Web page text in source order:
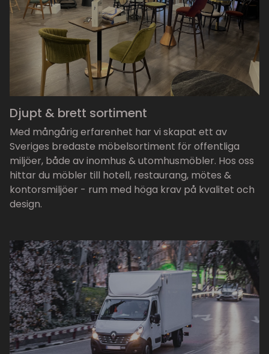
Djupt & brett sortiment
Med mångårig erfarenhet har vi skapat ett av
Sveriges bredaste möbelsortiment för offentliga
miljöer, både av inomhus & utomhusmöbler. Hos oss
hittar du möbler till hotell, restaurang, mötes &
kontorsmiljöer - rum med höga krav på kvalitet och
design.